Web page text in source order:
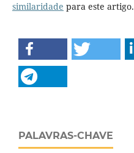
similaridade para este artigo.
PALAVRAS-CHAVE